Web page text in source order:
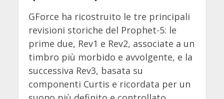
GForce ha ricostruito le tre principali
revisioni storiche del Prophet-5: le
prime due, Rev1 e Rev2, associate a un
timbro più morbido e avvolgente, e la
successiva Rev3, basata su
componenti Curtis e ricordata per un